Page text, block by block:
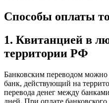
Способы оплаты
1. Квитанцией в
территории РФ
Банковским переводом можно
банк, действующий на
перевода денег между
дней. ​При оплате банковского